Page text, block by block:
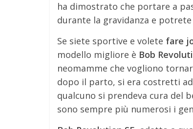
ha dimostrato che portare a
durante la gravidanza e
Se siete sportive e volete fare
modello migliore è Bob
neomamme che vogliono
dopo il parto, si era costretti ad
qualcuno si prendeva cura del
sono sempre più numerosi i